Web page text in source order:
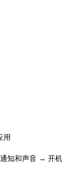
用
知和声音 → 开